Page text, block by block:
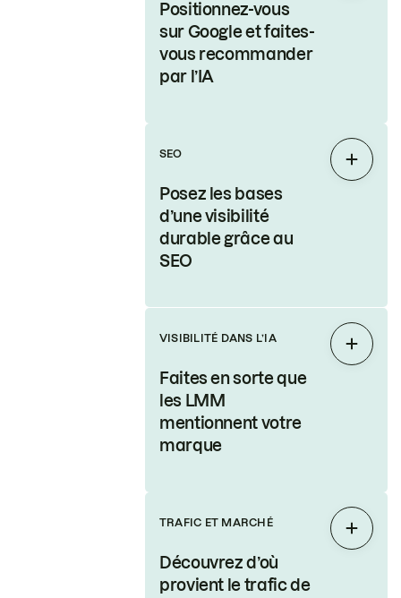
Positionnez-vous
sur Google et faites-
vous recommander
par l’IA
SEO
Posez les bases
d’une visibilité
durable grâce au
SEO
VISIBILITÉ DANS L’IA
Faites en sorte que
les LMM
mentionnent votre
marque
TRAFIC ET MARCHÉ
Découvrez d’où
provient le trafic de